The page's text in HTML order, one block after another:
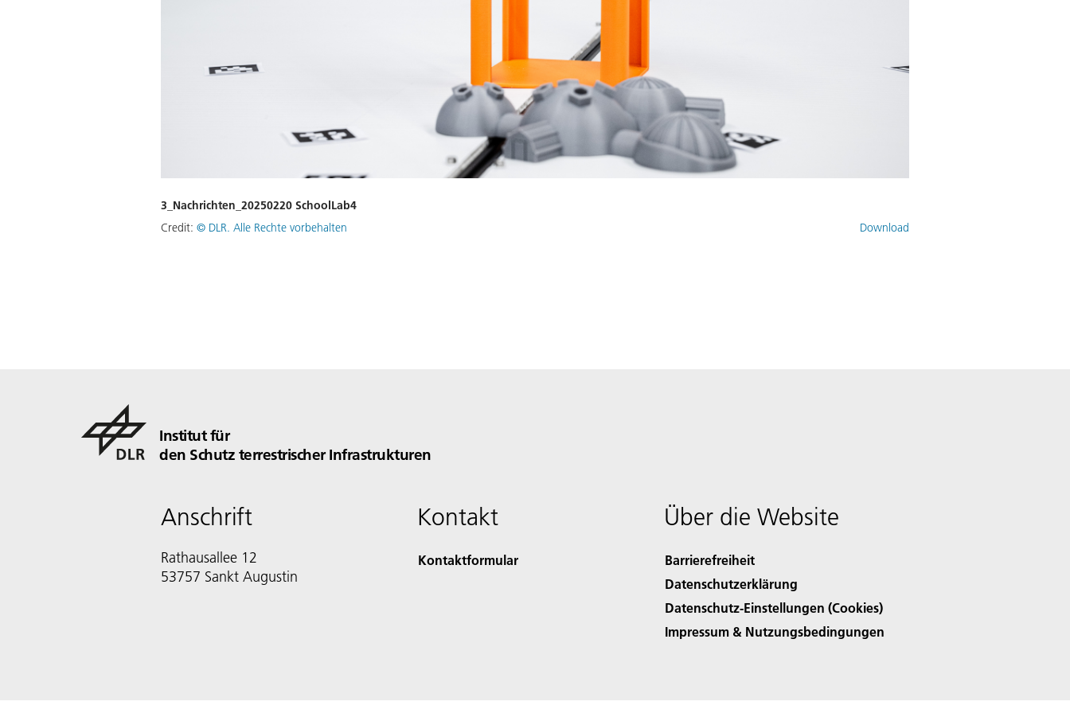
3_Nachrichten_20250220 SchoolLab4
Credit: © DLR. Alle Rechte vorbehalten Download
Institut für
den Schutz terrestrischer Infrastrukturen
Anschrift
Rathausallee 12
53757 Sankt Augustin
Kontakt
Kontaktformular
Über die Website
Barrierefreiheit
Datenschutzerklärung
Datenschutz-Einstellungen (Cookies)
Impressum & Nutzungsbedingungen